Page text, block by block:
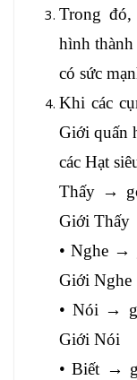
Trong đó,
hình
có sức
Khi các
Giới quấn
các Hạt
Thấy →
Giới Thấy
• Nghe →
Giới Nghe
• Nói →
Giới Nói
• Biết →